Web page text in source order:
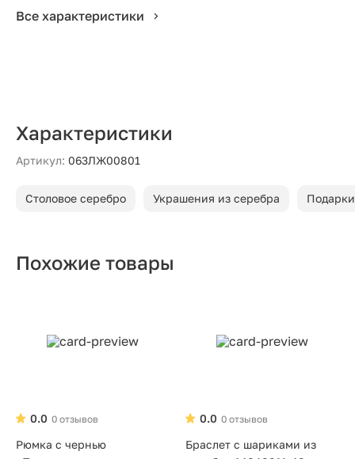
Все характеристики
Характеристики
Артикул: 063ЛЖ00801
Столовое серебро Украшения из серебра
Похожие товары
0 отзывов
0.0
Рюмка с чернью
0 отзывов
0.0
Браслет с шариками из